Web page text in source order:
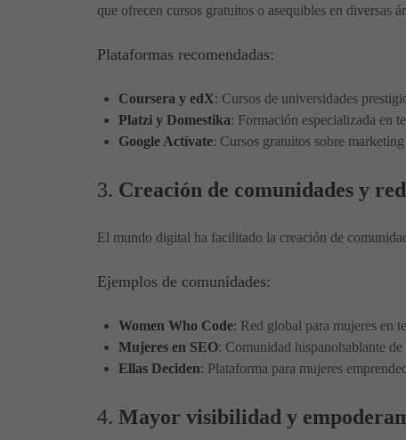
que ofrecen cursos gratuitos o asequibles en diversas
Plataformas recomendadas:
Coursera y edX: Cursos de universidades
Platzi y Domestika: Formación especializada en
Google Actívate: Cursos gratuitos sobre
3. Creación de comunidades y
El mundo digital ha facilitado la creación de
Ejemplos de comunidades:
Women Who Code: Red global para mujeres en
Mujeres en SEO: Comunidad hispanohablante
Ellas Deciden: Plataforma para mujeres
4. Mayor visibilidad y